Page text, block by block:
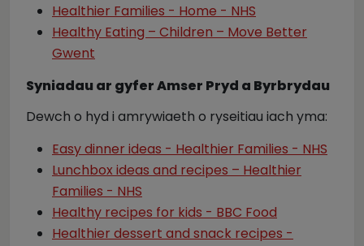
Healthier Families - Home - NHS
Healthy Eating – Children – Move Better
Gwent
Syniadau ar gyfer Amser Pryd a Byrbrydau
Dewch o hyd i amrywiaeth o ryseitiau iach yma:
Easy dinner ideas - Healthier Families - NHS
Lunchbox ideas and recipes – Healthier
Families - NHS
Healthy recipes for kids - BBC Food
Healthier dessert and snack recipes -